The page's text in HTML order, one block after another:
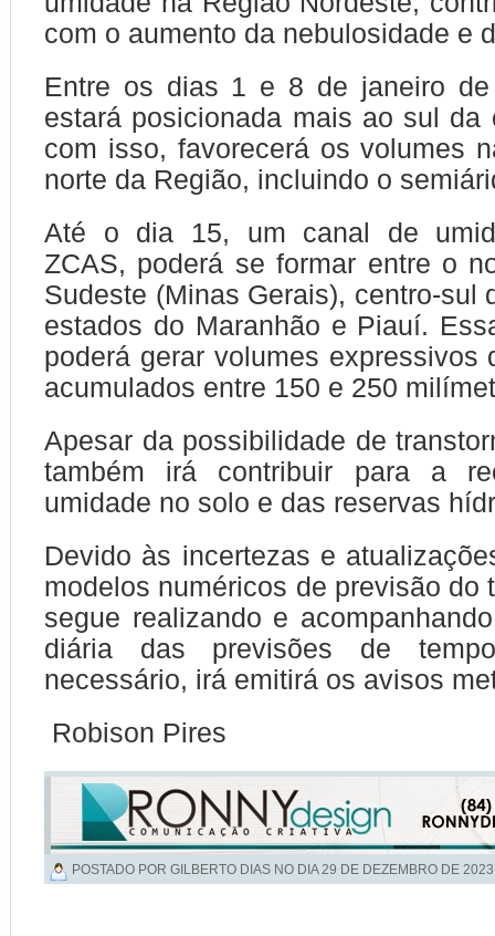
com o aumento da nebulosidade e
Entre os dias 1 e 8 de janeiro
estará posicionada mais ao sul da
com isso, favorecerá os volumes
norte da Região, incluindo o
Até o dia 15, um canal de
ZCAS, poderá se formar entre o
Sudeste (Minas Gerais), centro-sul
estados do Maranhão e Piauí.
poderá gerar volumes expressivos
acumulados entre 150 e 250
Apesar da possibilidade de
também irá contribuir para a
umidade no solo e das reservas
Devido às incertezas e
modelos numéricos de previsão do
segue realizando e
diária das previsões de
necessário, irá emitirá os avisos
Robison Pires
POSTADO POR GILBERTO DIAS NO DIA29 DE DEZEMBRO DE 2023